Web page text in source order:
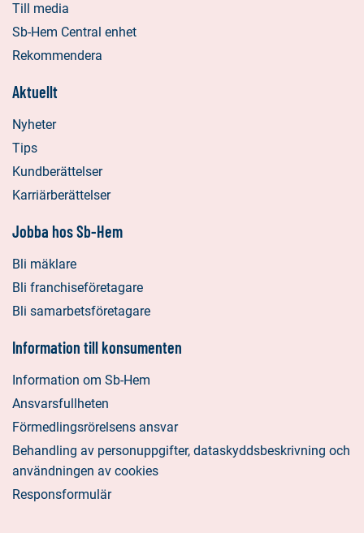
Till media
Sb-Hem Central enhet
Rekommendera
Aktuellt
Nyheter
Tips
Kundberättelser
Karriärberättelser
Jobba hos Sb-Hem
Bli mäklare
Bli franchiseföretagare
Bli samarbetsföretagare
Information till konsumenten
Information om Sb-Hem
Ansvarsfullheten
Förmedlingsrörelsens ansvar
Behandling av personuppgifter, dataskyddsbeskrivning och
användningen av cookies
Responsformulär